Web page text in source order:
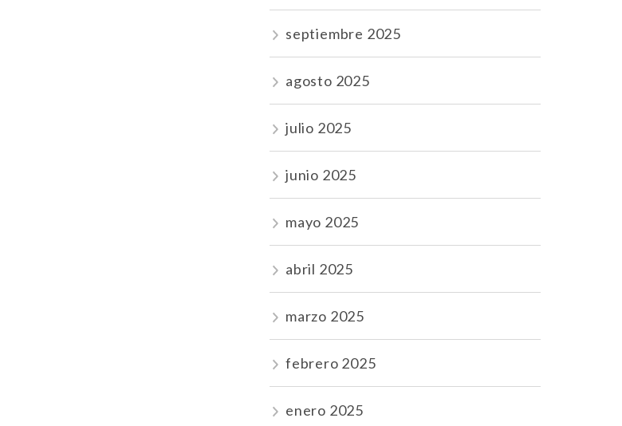
septiembre 2025
agosto 2025
julio 2025
junio 2025
mayo 2025
abril 2025
marzo 2025
febrero 2025
enero 2025